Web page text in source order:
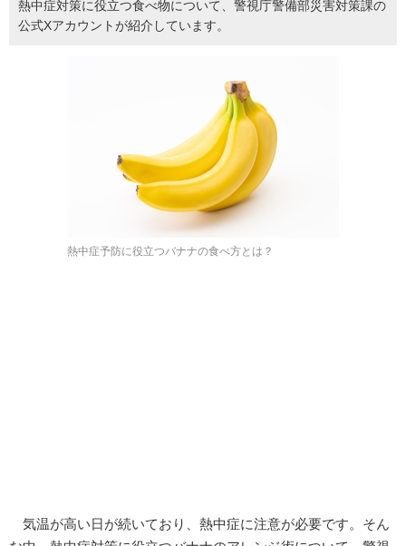
熱中症対策に役立つ食べ物について、警視庁警備部災害対策課の
公式Xアカウントが紹介しています。
熱中症予防に役立つバナナの食べ方とは？
気温が高い日が続いており、熱中症に注意が必要です。そん